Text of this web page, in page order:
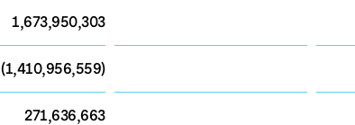
1,673,950,303
(1,410,956,559)
271,636,663